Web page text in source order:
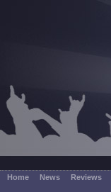
Home News Reviews